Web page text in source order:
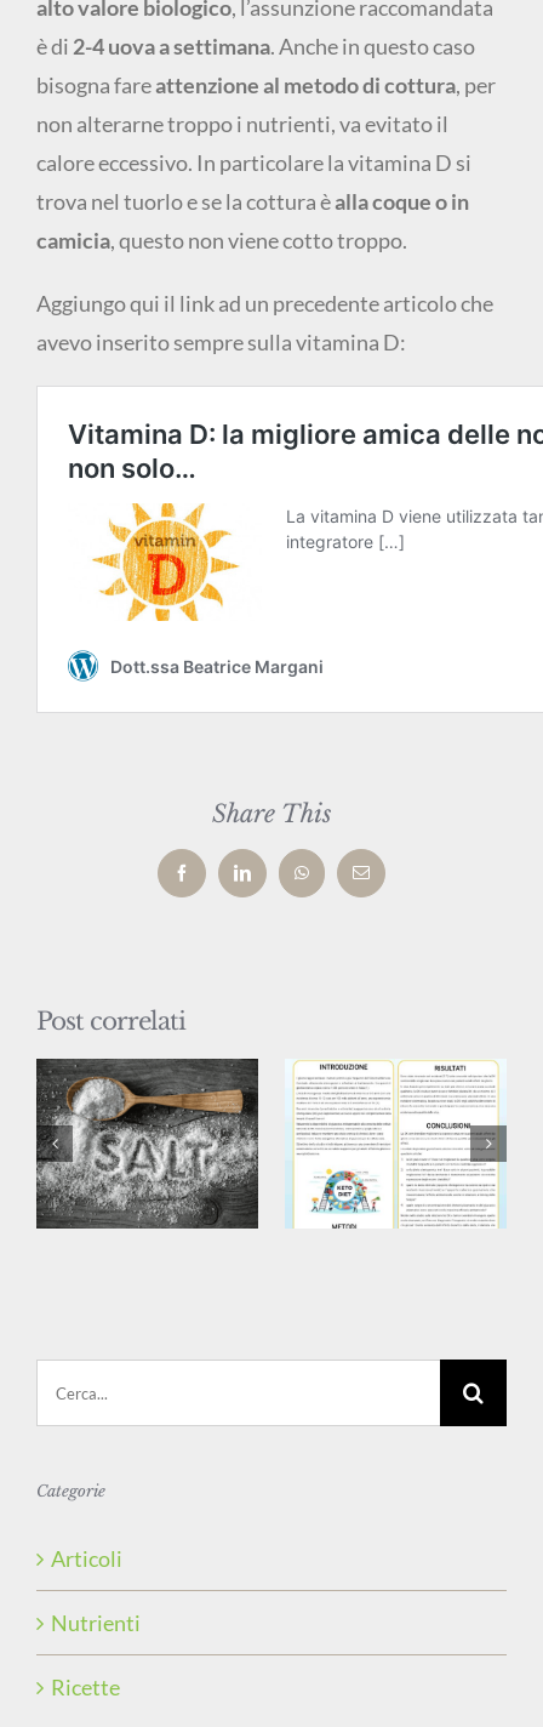
alto valore biologico, l’assunzione raccomandata
è di 2-4 uova a settimana. Anche in questo caso
bisogna fareattenzione al metodo di cottura, per
non alterarne troppo i nutrienti, va evitato il
calore eccessivo. In particolare la vitamina D si
trova nel tuorlo e se la cottura èalla coque o in
camicia, questo non viene cotto troppo.
Aggiungo qui il link ad un precedente articolo che
avevo inserito sempre sulla vitamina D:
Share This
FacebookLinkedInWhatsAppEmail
Post correlati
Appuntamenti
di formazione
ottobre-
novembre
2024
Categorie
Articoli
Nutrienti
Ricette